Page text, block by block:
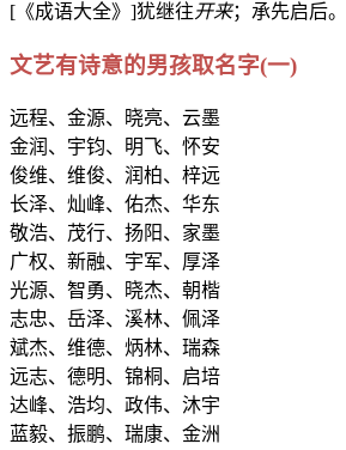
[《成语大全》]犹继往开来；承先启后。
文艺有诗意的男孩取名字(一)
远程、金源、晓亮、云墨
金润、宇钧、明飞、怀安
俊维、维俊、润柏、梓远
长泽、灿峰、佑杰、华东
敬浩、茂行、扬阳、家墨
广权、新融、宇军、厚泽
光源、智勇、晓杰、朝楷
志忠、岳泽、溪林、佩泽
斌杰、维德、炳林、瑞森
远志、德明、锦桐、启培
达峰、浩均、政伟、沐宇
蓝毅、振鹏、瑞康、金洲